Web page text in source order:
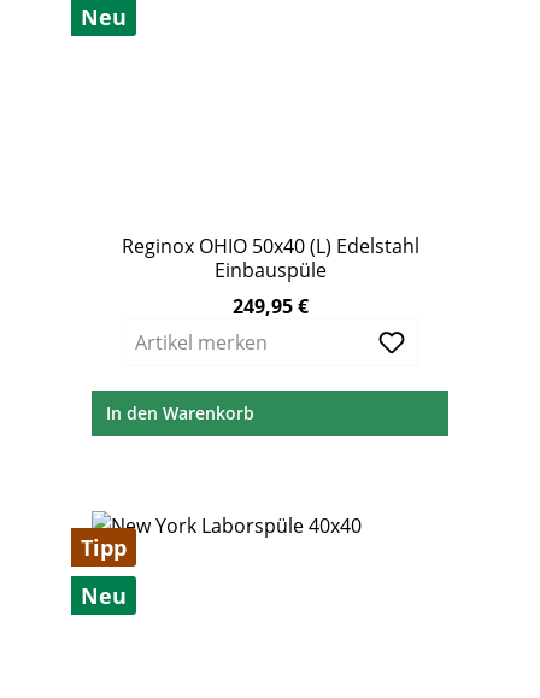
Neu
Reginox OHIO 50x40 (L) Edelstahl
Einbauspüle
Regulärer Preis:249,95 €
Artikel merken
In den Warenkorb
Tipp
Neu